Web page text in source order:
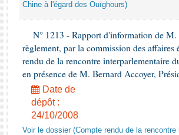
Chine à l'égard des Ouïghours)
N° 1213 - Rapport d'information de
règlement, par la commission des
rendu de la rencontre interparlementaire
en présence de M. Bernard Accoyer,
Date de
dépôt :
24/10/2008
Voir le dossier (Compte rendu de la